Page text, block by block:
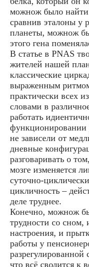
можнож было найти
сравнив эталоны у
планеты, можнож
этого гена
В статье в PNAS
жителей нашей
классические
выраженным
практически всех
словами в
работать
функционировании
не зависели от
дневные
разговаривать о
мозге изменяется
суточно-
цикличность –
деле труднее.
Конечно, можнож
трудности со сном,
настроения, и
работы у
что всё сводится к